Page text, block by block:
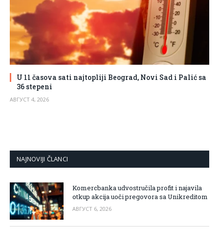
U 11 časova sati najtopliji Beograd, Novi Sad i Palić sa
36 stepeni
АВГУСТ 4, 2026
NAJNOVIJI ČLANCI
Komercbanka udvostručila profit i najavila
otkup akcija uoči pregovora sa Unikreditom
АВГУСТ 6, 2026